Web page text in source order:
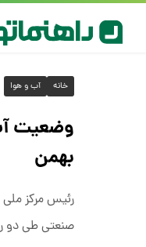
خانه آب و هوا
بهمن
رئیس مرکز
صنعتی طی دو روز آینده، از اختلاف